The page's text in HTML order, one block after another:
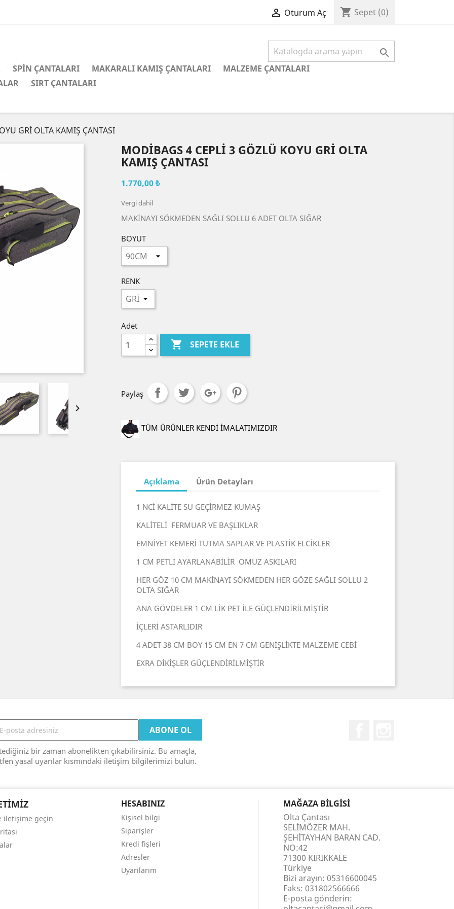
 Oturum Aç shopping_cart Sepet (0)

SPİN ÇANTALARI MAKARALI KAMIŞ ÇANTALARI
MALZEME ÇANTALARI
SIRT ÇANTALARI
GRİ OLTA KAMIŞ ÇANTASI

MODİBAGS 4 CEPLİ 3 GÖZLÜ KOYU GRİ OLTA
KAMIŞ ÇANTASI
1.770,00 ₺
Vergi dahil
MAKİNAYI SÖKMEDEN SAĞLI SOLLU 6 ADET OLTA SIĞAR
BOYUT
RENK
Adet
 SEPETE EKLE
Paylaş
TÜM ÜRÜNLER KENDİ İMALATIMIZDIR
Açıklama Ürün Detayları
1 NCİ KALİTE SU GEÇİRMEZ KUMAŞ
KALİTELİ FERMUAR VE BAŞLIKLAR
EMNİYET KEMERİ TUTMA SAPLAR VE PLASTİK ELCİKLER
1 CM PETLİ AYARLANABİLİR OMUZ ASKILARI
HER GÖZ 10 CM MAKİNAYI SÖKMEDEN HER GÖZE SAĞLI SOLLU 2
OLTA SIĞAR
ANA GÖVDELER 1 CM LİK PET İLE GÜÇLENDİRİLMİŞTİR
İÇLERİ ASTARLIDIR
4 ADET 38 CM BOY 15 CM EN 7 CM GENİŞLİKTE MALZEME CEBİ
EXRA DİKİŞLER GÜÇLENDİRİLMİŞTİR
bir zaman abonelikten çıkabilirsiniz. Bu amaçla,
yasal uyarılar kısmındaki iletişim bilgilerimizi bulun.
iletişime geçin
HESABINIZ
Kişisel bilgi
Siparişler
Kredi fişleri
Adresler
Uyarılarım
MAĞAZA BILGISI
Olta Çantası
SELİMÖZER MAH.
ŞEHİTAYHAN BARAN CAD.
NO:42
71300 KIRIKKALE
Türkiye
Bizi arayın: 05316600045
Faks: 031802566666
E-posta gönderin: